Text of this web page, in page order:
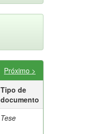
Próximo >
Tipo de
documento
Tese